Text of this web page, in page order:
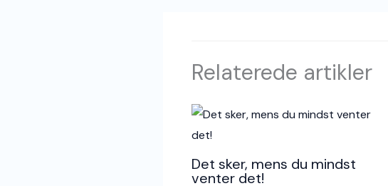
Relaterede artikler
Det sker, mens du mindst
venter det!